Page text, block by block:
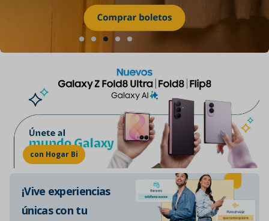
con Hogar Bi
¡Vive experiencias
únicas con tu